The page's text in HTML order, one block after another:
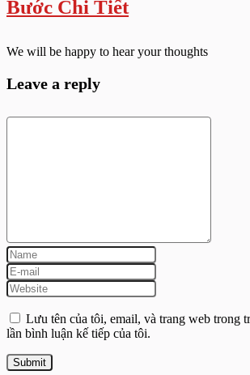
Bước Chi Tiết
We will be happy to hear your thoughts
Leave a reply
Lưu tên của tôi, email, và trang web trong
lần bình luận kế tiếp của tôi.